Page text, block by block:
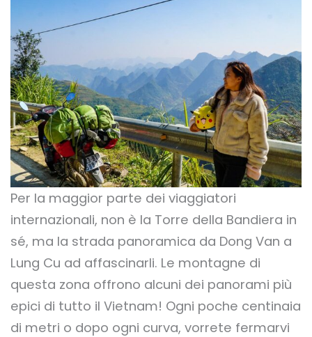
Per la maggior parte dei viaggiatori
internazionali, non è la Torre della Bandiera in
sé, ma la strada panoramica da Dong Van a
Lung Cu ad affascinarli. Le montagne di
questa zona offrono alcuni dei panorami più
epici di tutto il Vietnam! Ogni poche centinaia
di metri o dopo ogni curva, vorrete fermarvi